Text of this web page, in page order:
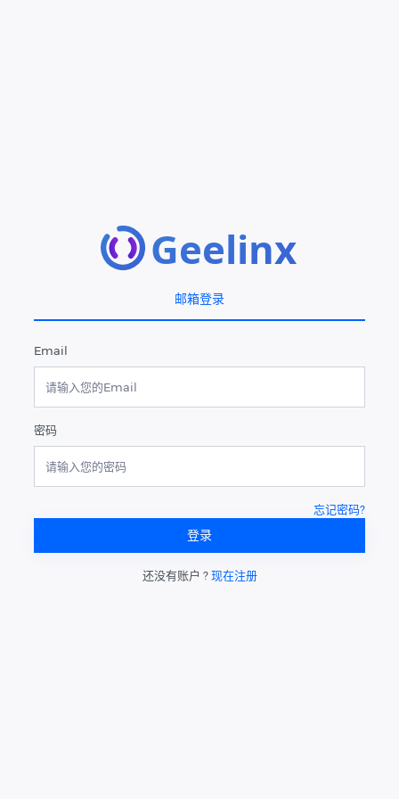
邮箱登录
Email
密码
忘记密码?
登录
还没有账户 ?现在注册